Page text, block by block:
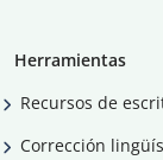
Herramientas
Recursos de
Corrección